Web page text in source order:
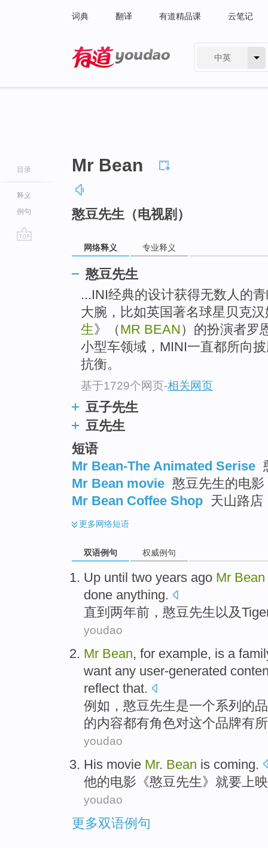
词典 翻译 有道精品课 云笔记
中英
目录
释义
例句
Mr Bean
憨豆先生（电视剧）
网络释义 专业释义
憨豆先生
...INI经典的设计获得无数人的
大腕，比如英国著名球星贝克
生》（MR BEAN ）的扮演者罗
小型车领域，MINI一直都所向
抗衡。
基于1729个网页-相关网页
豆子先生
豆先生
短语
Mr Bean-The Animated Serise
Mr Bean movie 憨豆先生的电
Mr Bean Coffee Shop 天山路店
更多网络短语
双语例句 权威例句
Up until two years ago Mr Bean
done anything.
直到 两年前 ， 憨豆先生以及
youdao
Mr Bean, for example, is a
want any user-generated
reflect that.
例如 ， 憨豆先生是一个系列 的
的内容都有角色对这个品牌有
youdao
His movie Mr. Bean is coming.
他的电影《憨豆先生》就要上
youdao
更多双语例句